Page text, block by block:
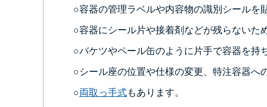
○容器の管理ラベルや内容物の識別シールを
○容器にシール片や接着剤などが残らないた
○バケツやペール缶のように片手で容器を持
○シール座の位置や仕様の変更、特注容器へ
○両取っ手式もあります。